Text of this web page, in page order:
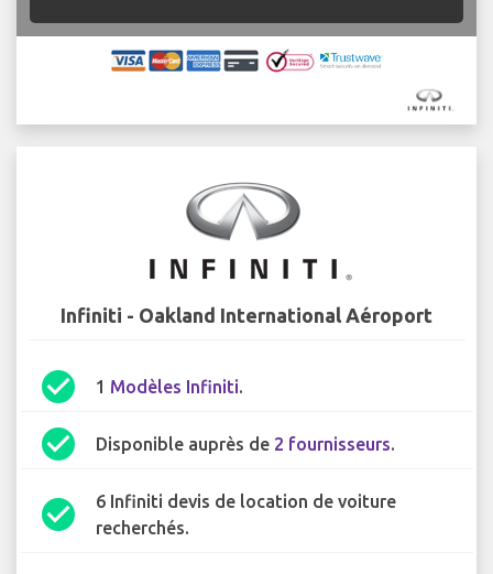
Infiniti - Oakland International Aéroport
check_circle 1 Modèles Infiniti.
check_circle Disponible auprès de 2 fournisseurs.
check_circle
6 Infiniti devis de location de voiture
recherchés.